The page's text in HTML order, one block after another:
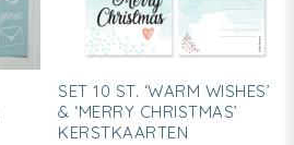
SET 10 ST. ‘WARM WISHES’
& ‘MERRY CHRISTMAS’
KERSTKAARTEN